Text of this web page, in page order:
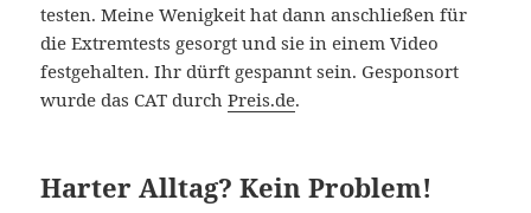
testen. Meine Wenigkeit hat dann anschließen für
die Extremtests gesorgt und sie in einem Video
festgehalten. Ihr dürft gespannt sein. Gesponsort
wurde das CAT durchPreis.de.
Harter Alltag? Kein Problem!